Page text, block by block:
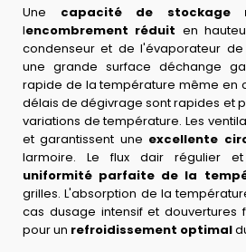
Une capacité de stockage
lencombrement réduit en
condenseur et de l'évaporateur
une grande surface déchange
rapide de la température même en
délais de dégivrage sont rapides et
variations de température. Les
et garantissent une excellente
larmoire. Le flux dair régulier
uniformité parfaite de la
grilles. L'absorption de la
cas dusage intensif et douvertures
pour un refroidissement optimal